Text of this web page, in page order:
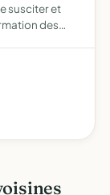
susciter et
des